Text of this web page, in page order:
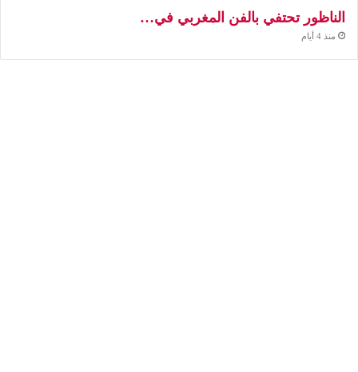
الناظور تحتفي بالفن المغربي في…
منذ 4 أيام